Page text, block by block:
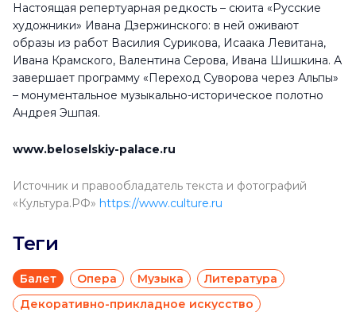
Настоящая репертуарная редкость – сюита «Русские
художники» Ивана Дзержинского: в ней оживают
образы из работ Василия Сурикова, Исаака Левитана,
Ивана Крамского, Валентина Серова, Ивана Шишкина. А
завершает программу «Переход Суворова через Альпы»
– монументальное музыкально-историческое полотно
Андрея Эшпая.
www.beloselskiy-palace.ru
Источник и правообладатель текста и фотографий
«Культура.РФ» https://www.culture.ru
Теги
Балет Опера Музыка
Литература
Декоративно-прикладное искусство